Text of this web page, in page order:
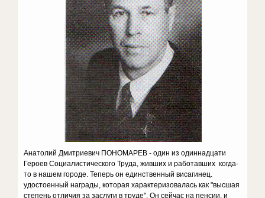
Анатолий Дмитриевич ПОНОМАРЕВ - один из одиннадцати
Героев Социалистического Труда, живших и работавших когда-
то в нашем городе. Теперь он единственный висагинец.
удостоенный награды, которая характеризовалась как "высшая
степень отличия за заслуги в труде". Он сейчас на пенсии, и